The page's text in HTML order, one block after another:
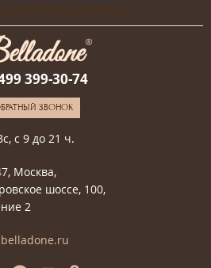
дизайнера
399-30-74
ЗВОНОК
с 9 до 21 ч.
Москва,
шоссе, 100,
2